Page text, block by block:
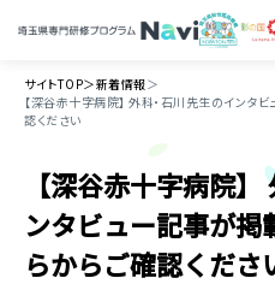
サイトTOP＞新着情報＞
【深谷赤十字病院】 外科・石川先生のインタ
認ください
【深谷赤十字病院
ンタビュー記事が掲
らからご確認くださ